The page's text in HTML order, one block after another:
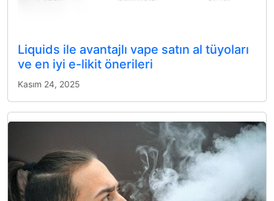
Liquids ile avantajlı vape satın al tüyoları
ve en iyi e-likit önerileri
Kasım 24, 2025